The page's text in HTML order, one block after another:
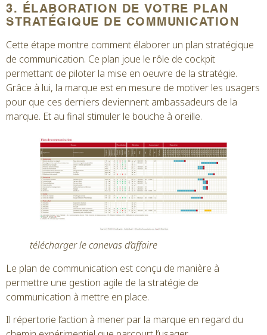
3. ÉLABORATION DE VOTRE PLAN
STRATÉGIQUE DE COMMUNICATION
Cette étape montre comment élaborer un plan stratégique
de communication. Ce plan joue le rôle de cockpit
permettant de piloter la mise en oeuvre de la stratégie.
Grâce à lui, la marque est en mesure de motiver les usagers
pour que ces derniers deviennent ambassadeurs de la
marque. Et au final stimuler le bouche à oreille.
télécharger le canevas d’affaire
Le plan de communication est conçu de manière à
permettre une gestion agile de la stratégie de
communication à mettre en place.
Il répertorie l’action à mener par la marque en regard du